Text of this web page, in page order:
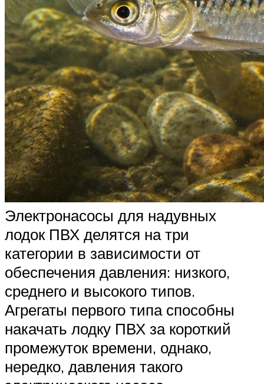
Электронасосы для надувных
лодок ПВХ делятся на три
категории в зависимости от
обеспечения давления: низкого,
среднего и высокого типов.
Агрегаты первого типа способны
накачать лодку ПВХ за короткий
промежуток времени, однако,
нередко, давления такого